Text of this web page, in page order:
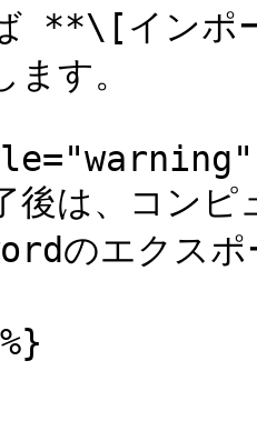
**\[インポ
す。
後は、コン
のエクスポ